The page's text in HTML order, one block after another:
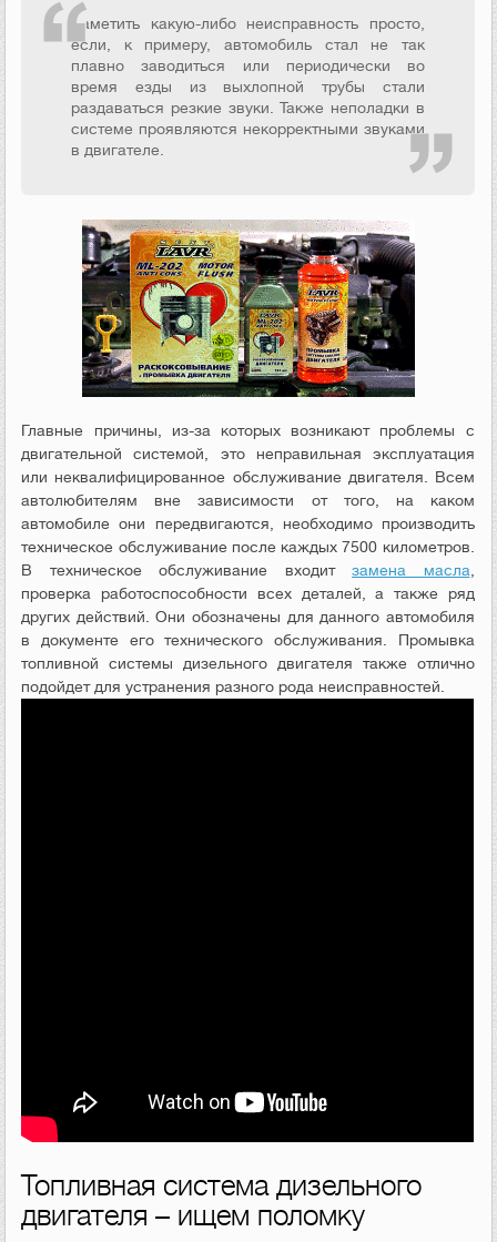
Заметить какую-либо неисправность просто,
если, к примеру, автомобиль стал не так
плавно заводиться или периодически во
время езды из выхлопной трубы стали
раздаваться резкие звуки. Также неполадки в
системе проявляются некорректными звуками
в двигателе.
Главные причины, из-за которых возникают проблемы с
двигательной системой, это неправильная эксплуатация
или неквалифицированное обслуживание двигателя. Всем
автолюбителям вне зависимости от того, на каком
автомобиле они передвигаются, необходимо производить
техническое обслуживание после каждых 7500 километров.
В техническое обслуживание входитзамена масла
проверка работоспособности всех деталей, а также ряд
других действий. Они обозначены для данного автомобиля
в документе его технического обслуживания. Промывка
топливной системы дизельного двигателя также отлично
подойдет для устранения разного рода неисправностей.
Топливная система дизельного
двигателя – ищем поломку